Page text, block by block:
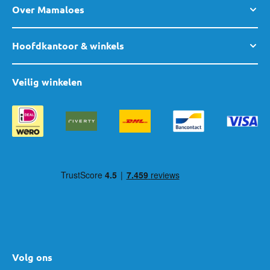
Over Mamaloes
Hoofdkantoor & winkels
Volg ons
Veilig winkelen